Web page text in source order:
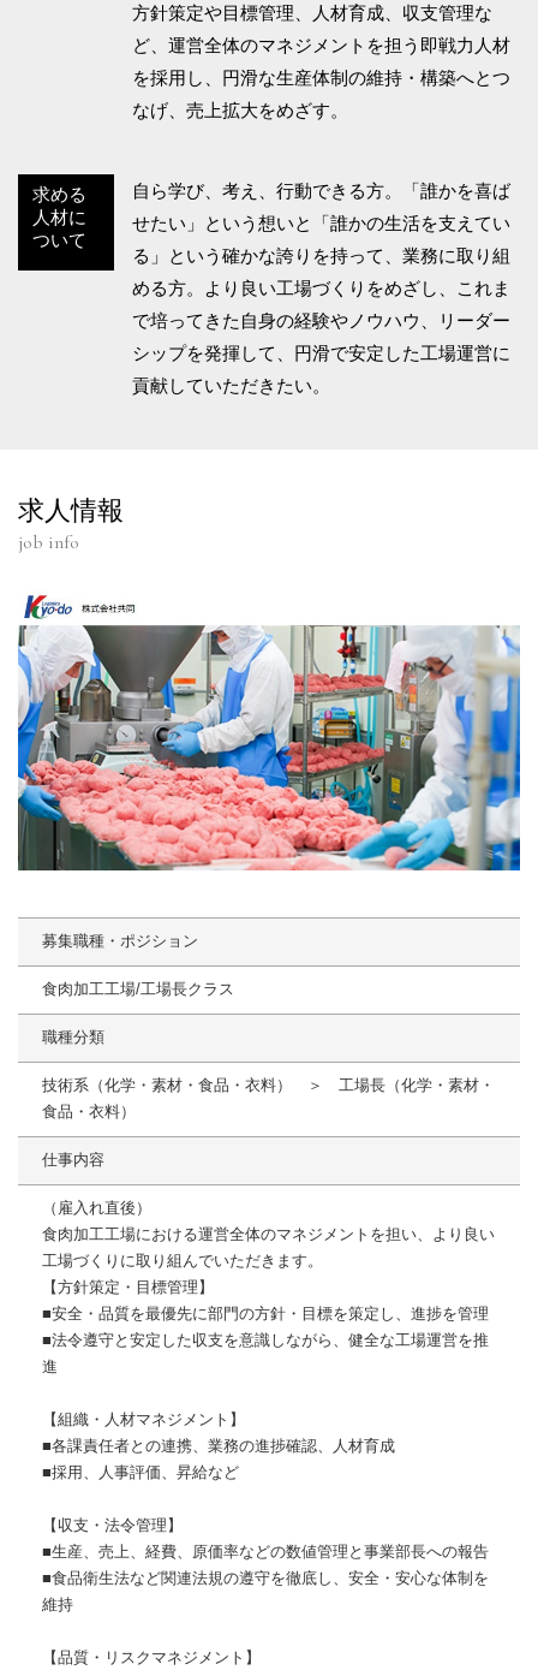
方針策定や目標管理、人材育成、収支管理な
ど、運営全体のマネジメントを担う即戦力人材
を採用し、円滑な生産体制の維持・構築へとつ
なげ、売上拡大をめざす。
求める
人材に
ついて
⾃ら学び、考え、⾏動できる方。「誰かを喜ば
せたい」という想いと「誰かの生活を支えてい
る」という確かな誇りを持って、業務に取り組
める方。より良い工場づくりをめざし、これま
で培ってきた自身の経験やノウハウ、リーダー
シップを発揮して、円滑で安定した工場運営に
貢献していただきたい。
求人情報
job info
募集職種・ポジション
食肉加工工場/工場長クラス
職種分類
技術系（化学・素材・食品・衣料） ＞ 工場長（化学・素材・
食品・衣料）
仕事内容
（雇入れ直後）
食肉加工工場における運営全体のマネジメントを担い、より良い
工場づくりに取り組んでいただきます。
【方針策定・目標管理】
■安全・品質を最優先に部門の方針・目標を策定し、進捗を管理
■法令遵守と安定した収支を意識しながら、健全な工場運営を推
進
【組織・人材マネジメント】
■各課責任者との連携、業務の進捗確認、人材育成
■採用、人事評価、昇給など
【収支・法令管理】
■生産、売上、経費、原価率などの数値管理と事業部長への報告
■食品衛生法など関連法規の遵守を徹底し、安全・安心な体制を
維持
【品質・リスクマネジメント】